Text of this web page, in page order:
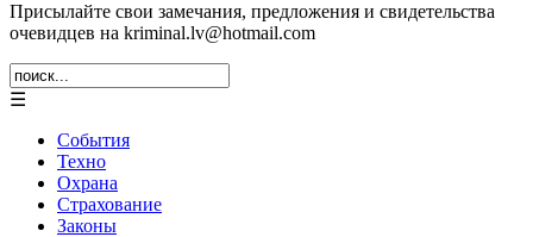
Присылайте свои замечания, предложения и свидетельства
очевидцев на kriminal.lv@hotmail.com
☰
События
Техно
Охрана
Страхование
Законы